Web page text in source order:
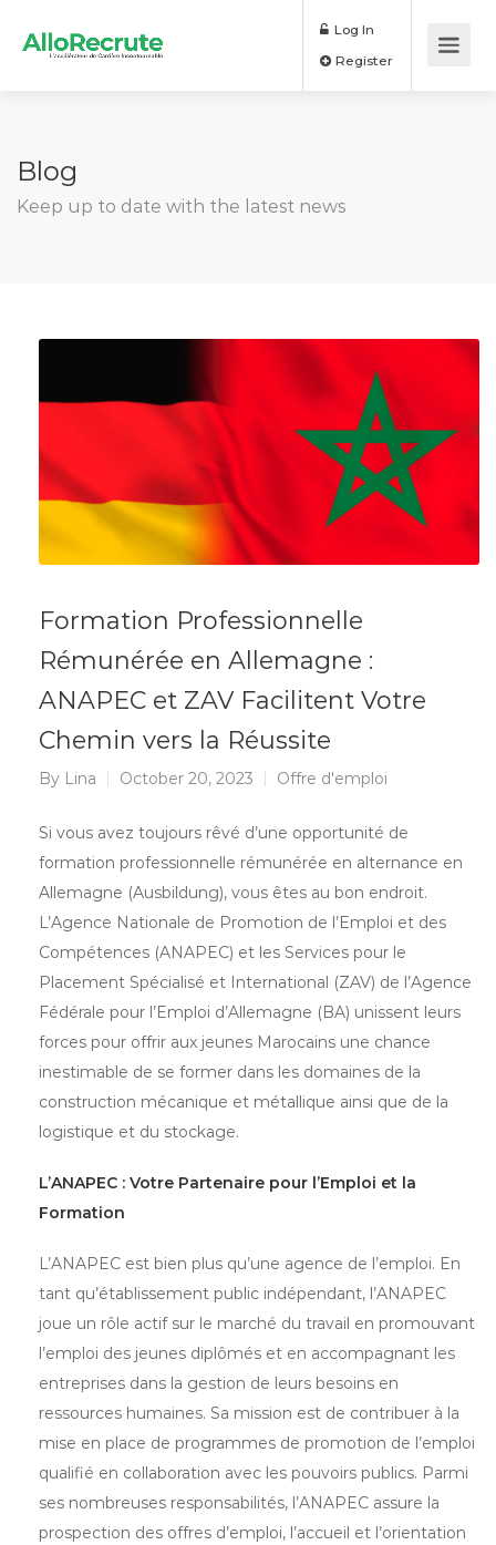
Log In
Blog
Keep up to date with the latest news
Formation Professionnelle
Rémunérée en Allemagne :
ANAPEC et ZAV Facilitent Votre
Chemin vers la Réussite
By Lina October 20, 2023 Offre d'emploi
Si vous avez toujours rêvé d’une opportunité de
formation professionnelle rémunérée en alternance en
Allemagne (Ausbildung), vous êtes au bon endroit.
L’Agence Nationale de Promotion de l’Emploi et des
Compétences (ANAPEC) et les Services pour le
Placement Spécialisé et International (ZAV) de l’Agence
Fédérale pour l’Emploi d’Allemagne (BA) unissent leurs
forces pour offrir aux jeunes Marocains une chance
inestimable de se former dans les domaines de la
construction mécanique et métallique ainsi que de la
logistique et du stockage.
L’ANAPEC : Votre Partenaire pour l’Emploi et la
Formation
L’ANAPEC est bien plus qu’une agence de l’emploi. En
tant qu’établissement public indépendant, l’ANAPEC
joue un rôle actif sur le marché du travail en promouvant
l’emploi des jeunes diplômés et en accompagnant les
entreprises dans la gestion de leurs besoins en
ressources humaines. Sa mission est de contribuer à la
mise en place de programmes de promotion de l’emploi
qualifié en collaboration avec les pouvoirs publics. Parmi
ses nombreuses responsabilités, l’ANAPEC assure la
prospection des offres d’emploi, l’accueil et l’orientation